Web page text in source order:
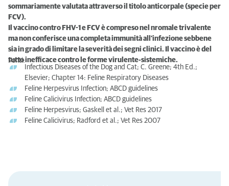
sommariamente valutata attraverso il titolo anticorpale (specie per
FCV).
Il vaccino contro FHV-1 e FCV è compreso nel nromale trivalente
ma non conferisce una completa immunità all'infezione sebbene
sia in grado di limitare la severità dei segni clinici. Il vaccino è del
tutto inefficace contro le forme virulente-sistemiche.
Fonti:
Infectious Diseases of the Dog and Cat; C. Greene; 4th Ed.;
Elsevier; Chapter 14: Feline Respiratory Diseases
Feline Herpesvirus Infection; ABCD guidelines
Feline Calicivirus Infection; ABCD guidelines
Feline Herpesvirus; Gaskell et al.; Vet Res 2017
Feline Calicivirus; Radford et al.; Vet Res 2007